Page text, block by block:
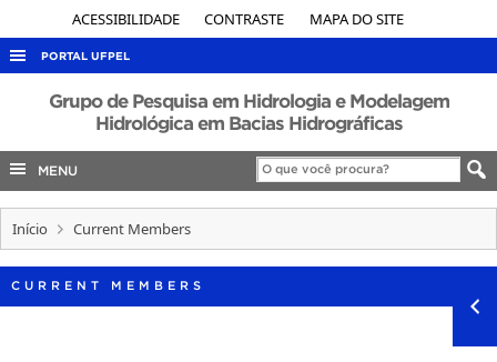
ACESSIBILIDADE CONTRASTE MAPA DO SITE
PORTAL UFPEL
ACESSO À INFORMAÇÃO
AUDITORIA
COBALTO
CONCURSOS
INTERNACIONAL
Grupo de Pesquisa em Hidrologia e Modelagem
Hidrológica em Bacias Hidrográficas
MENU
Início Current Members
CURRENT MEMBERS